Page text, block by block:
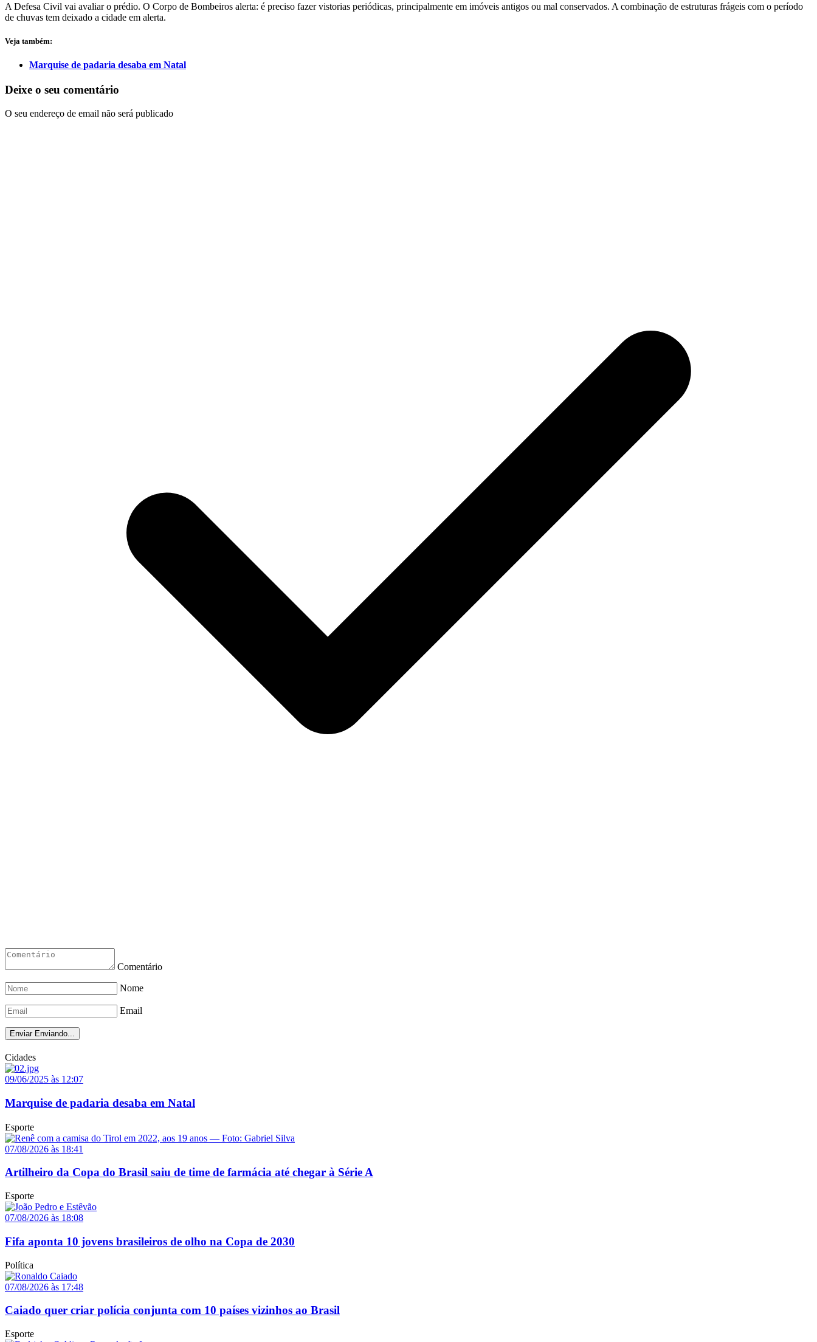
A Defesa Civil vai avaliar o prédio. O Corpo de Bombeiros alerta: é preciso fazer vistorias periódicas, principalmente em imóveis antigos ou mal conservados. A combinação de estruturas frágeis com o período
de chuvas tem deixado a cidade em alerta.
Veja também:
Marquise de padaria desaba em Natal
Deixe o seu comentário
O seu endereço de email não será publicado
Comentário
Nome
Email
Enviar Enviando...
Cidades
09/06/2025 às 12:07
Marquise de padaria desaba em Natal
Esporte
07/08/2026 às 18:41
Artilheiro da Copa do Brasil saiu de time de farmácia até chegar à Série A
Esporte
07/08/2026 às 18:08
Fifa aponta 10 jovens brasileiros de olho na Copa de 2030
Política
07/08/2026 às 17:48
Caiado quer criar polícia conjunta com 10 países vizinhos ao Brasil
Esporte